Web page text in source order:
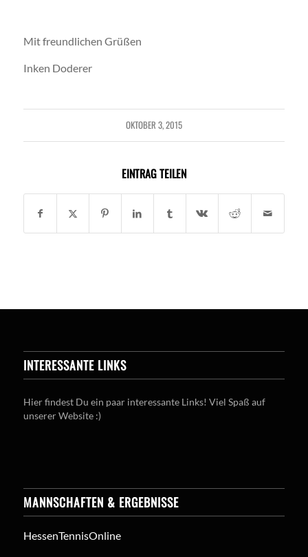
Mit freundlichen Grüßen
Inken Doderer
OKTOBER 3, 2015
EINTRAG TEILEN
INTERESSANTE LINKS
Hier findest Du ein paar interessante Links! Viel Spaß auf
unserer Website :)
MANNSCHAFTEN & ERGEBNISSE
HessenTennisOnline